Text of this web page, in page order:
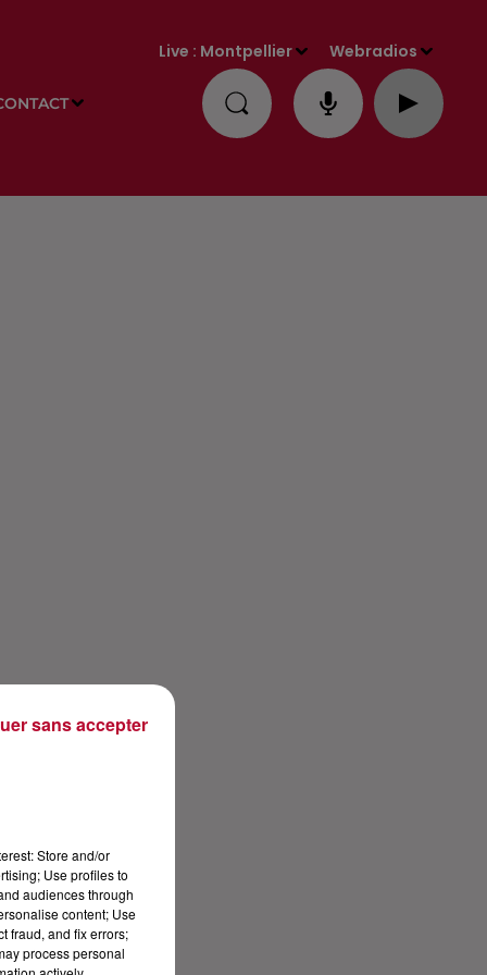
Live : Montpellier Webradios
Store and/or
Use profiles to
audiences through
content; Use
fraud, and fix errors;
process personal
sans accepter